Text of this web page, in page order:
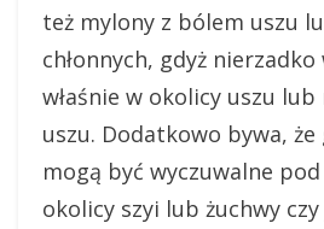
też mylony z bólem uszu
chłonnych, gdyż
właśnie w okolicy uszu
uszu. Dodatkowo bywa,
mogą być wyczuwalne
okolicy szyi lub żuchwy